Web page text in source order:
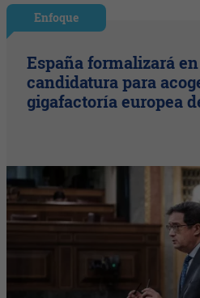
Enfoque
España formalizará
candidatura para
gigafactoría europea